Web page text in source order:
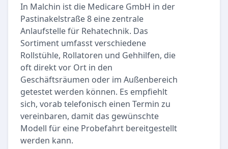
In Malchin ist die Medicare GmbH in der
Pastinakelstraße 8 eine zentrale
Anlaufstelle für Rehatechnik. Das
Sortiment umfasst verschiedene
Rollstühle, Rollatoren und Gehhilfen, die
oft direkt vor Ort in den
Geschäftsräumen oder im Außenbereich
getestet werden können. Es empfiehlt
sich, vorab telefonisch einen Termin zu
vereinbaren, damit das gewünschte
Modell für eine Probefahrt bereitgestellt
werden kann.